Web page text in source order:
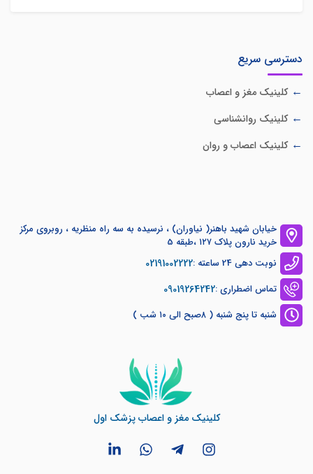
دسترسی سریع
کلینیک مغز و اعصاب
کلینیک روانشناسی
کلینیک اعصاب و روان
خیابان شهید باهنر( نیاوران) ، نرسیده به سه راه منظریه ، روبروی مرکز
خرید نارون پلاک ۱۲۷ ،طبقه 5
نوبت دهی 24 ساعته :
02191002222
تماس اضطراری :09019264242
شنبه تا پنج شنبه ( ۸صبح الی ۱۰ شب )
کلینیک مغز و اعصاب پزشک اول